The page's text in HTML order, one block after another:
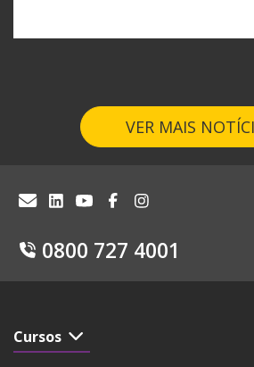
VER MAIS
0800 727 4001
Cursos